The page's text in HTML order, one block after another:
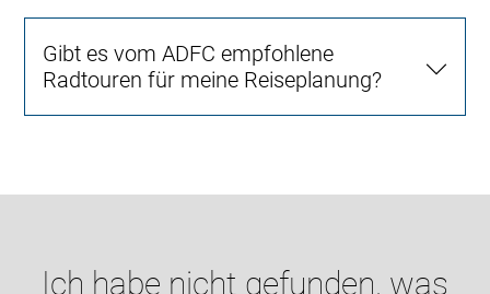
Gibt es vom ADFC empfohlene
Radtouren für meine Reiseplanung?
Ich habe nicht gefunden, was